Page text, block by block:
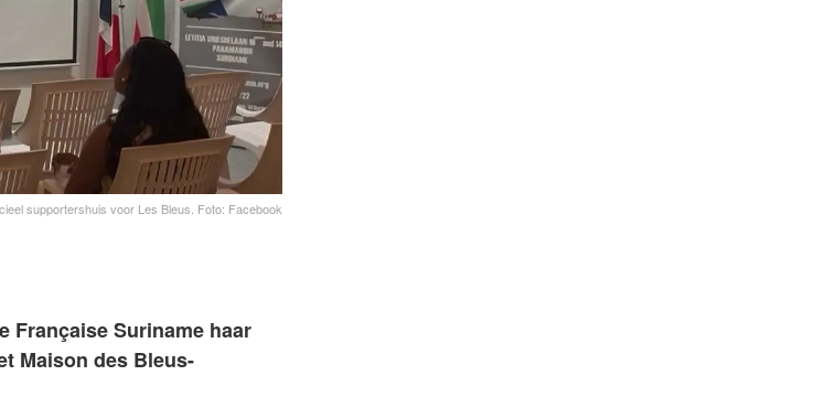
supportershuis voor Les Bleus. Foto: Facebook
Française Suriname haar
Maison des Bleus-